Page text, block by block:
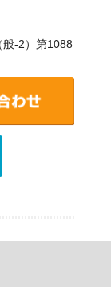
-2）第1088